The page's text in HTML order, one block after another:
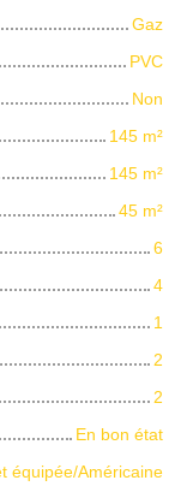
Gaz
PVC
Non
145 m²
145 m²
45 m²
6
4
1
2
2
En bon état
équipée/Américaine